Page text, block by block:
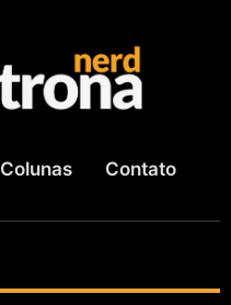
Colunas Contato